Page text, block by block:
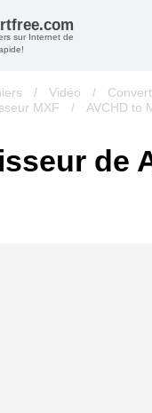
sur Internet de
/ Vidéo /
MXF / AVCHD to
de